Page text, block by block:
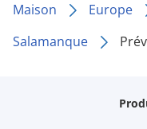
Maison Europe
Salamanque